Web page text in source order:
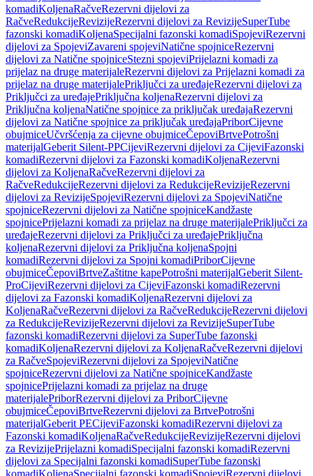
komadiKoljenaRačveRezervni dijelovi za
RačveRedukcijeRevizijeRezervni dijelovi za RevizijeSuperTube
fazonski komadiKoljenaSpecijalni fazonski komadiSpojeviRezervni
dijelovi za SpojeviZavareni spojeviNatične spojniceRezervni
dijelovi za Natične spojniceStezni spojeviPrijelazni komadi za
prijelaz na druge materijaleRezervni dijelovi za Prijelazni komadi za
prijelaz na druge materijalePriključci za uređajeRezervni dijelovi za
Priključci za uređajePriključna koljenaRezervni dijelovi za
Priključna koljenaNatične spojnice za priključak uređajaRezervni
dijelovi za Natične spojnice za priključak uređajaPriborCijevne
obujmiceUčvršćenja za cijevne obujmiceČepoviBrtvePotrošni
materijalGeberit Silent-PPCijeviRezervni dijelovi za CijeviFazonski
komadiRezervni dijelovi za Fazonski komadiKoljenaRezervni
dijelovi za KoljenaRačveRezervni dijelovi za
RačveRedukcijeRezervni dijelovi za RedukcijeRevizijeRezervni
dijelovi za RevizijeSpojeviRezervni dijelovi za SpojeviNatične
spojniceRezervni dijelovi za Natične spojniceKandžaste
spojnicePrijelazni komadi za prijelaz na druge materijalePriključci za
uređajeRezervni dijelovi za Priključci za uređajePriključna
koljenaRezervni dijelovi za Priključna koljenaSpojni
komadiRezervni dijelovi za Spojni komadiPriborCijevne
obujmiceČepoviBrtveZaštitne kapePotrošni materijalGeberit Silent-
ProCijeviRezervni dijelovi za CijeviFazonski komadiRezervni
dijelovi za Fazonski komadiKoljenaRezervni dijelovi za
KoljenaRačveRezervni dijelovi za RačveRedukcijeRezervni dijelovi
za RedukcijeRevizijeRezervni dijelovi za RevizijeSuperTube
fazonski komadiRezervni dijelovi za SuperTube fazonski
komadiKoljenaRezervni dijelovi za KoljenaRačveRezervni dijelovi
za RačveSpojeviRezervni dijelovi za SpojeviNatične
spojniceRezervni dijelovi za Natične spojniceKandžaste
spojnicePrijelazni komadi za prijelaz na druge
materijalePriborRezervni dijelovi za PriborCijevne
obujmiceČepoviBrtveRezervni dijelovi za BrtvePotrošni
materijalGeberit PECijeviFazonski komadiRezervni dijelovi za
Fazonski komadiKoljenaRačveRedukcijeRevizijeRezervni dijelovi
za RevizijePrijelazni komadiSpecijalni fazonski komadiRezervni
dijelovi za Specijalni fazonski komadiSuperTube fazonski
komadiKoljenaSpecijalni fazonski komadiSpojeviRezervni dijelovi